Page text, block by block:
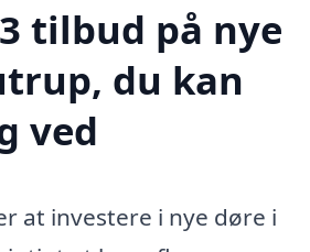
tilbud på nye
du kan
ved
at investere i nye døre i